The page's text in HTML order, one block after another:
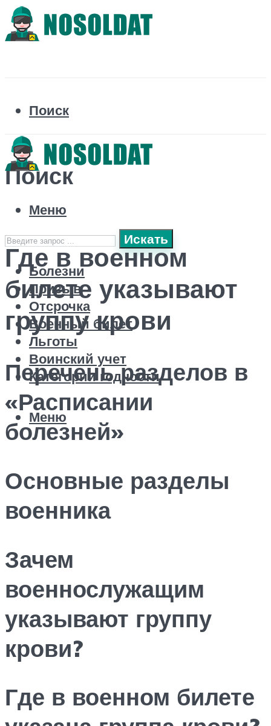
Поиск
Поиск
Искать
Болезни
Призыв
Отсрочка
Военный билет
Льготы
Воинский учет
Категории годности
Меню
Меню
Где в военном
билете указывают
группу крови
Перечень разделов в
«Расписании
болезней»
Основные разделы
военника
Зачем
военнослужащим
указывают группу
крови?
Где в военном билете